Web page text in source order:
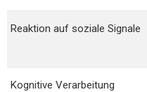
Reaktion auf soziale Signale
Kognitive Verarbeitung